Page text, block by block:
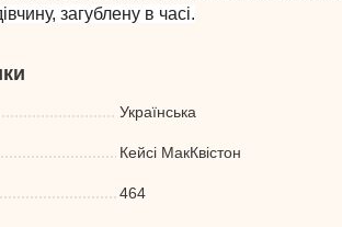
загублену в часі.
Українська
Кейсі МакКвістон
464